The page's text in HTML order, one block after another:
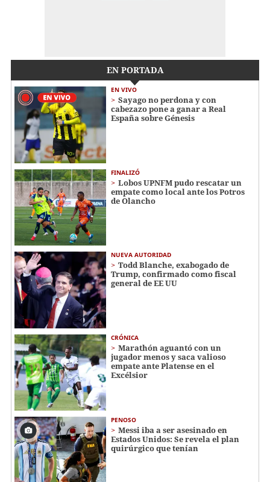
EN PORTADA
EN VIVO
Sayago no perdona y con
cabezazo pone a ganar a Real
España sobre Génesis
FINALIZÓ
Lobos UPNFM pudo rescatar un
empate como local ante los Potros
de Olancho
NUEVA AUTORIDAD
Todd Blanche, exabogado de
Trump, confirmado como fiscal
general de EE UU
CRÓNICA
Marathón aguantó con un
jugador menos y saca valioso
empate ante Platense en el
Excélsior
PENOSO
Messi iba a ser asesinado en
Estados Unidos: Se revela el plan
quirúrgico que tenían